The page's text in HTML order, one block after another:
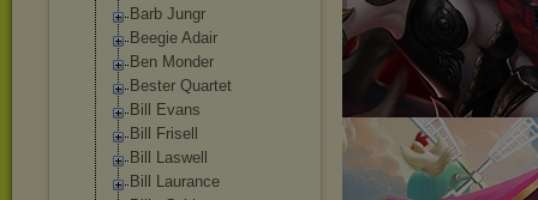
Barb Jungr
Beegie Adair
Ben Monder
Bester Quartet
Bill Evans
Bill Frisell
Bill Laswell
Bill Laurance